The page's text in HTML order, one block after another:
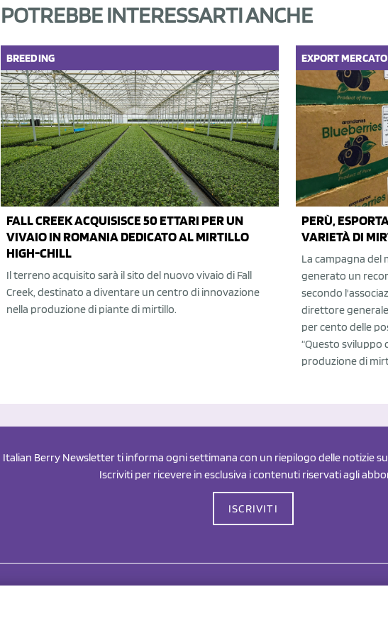
POTREBBE INTERESSARTI ANCHE
BREEDING
FALL CREEK ACQUISISCE 50 ETTARI PER UN
VIVAIO IN ROMANIA DEDICATO AL MIRTILLO
HIGH-CHILL
Il terreno acquisito sarà il sito del nuovo vivaio di Fall
Creek, destinato a diventare un centro di innovazione
nella produzione di piante di mirtillo.
EXPORTMERCATO
PERÙ,
VARIETÀ DI
La campagna del
generato un
secondo
direttore generale
per cento delle
“Questo sviluppo
produzione di
Italian Berry Newsletter ti informa ogni settimana con un riepilogo delle notizie
Iscriviti per ricevere in esclusiva i contenuti riservati agli
ISCRIVITI